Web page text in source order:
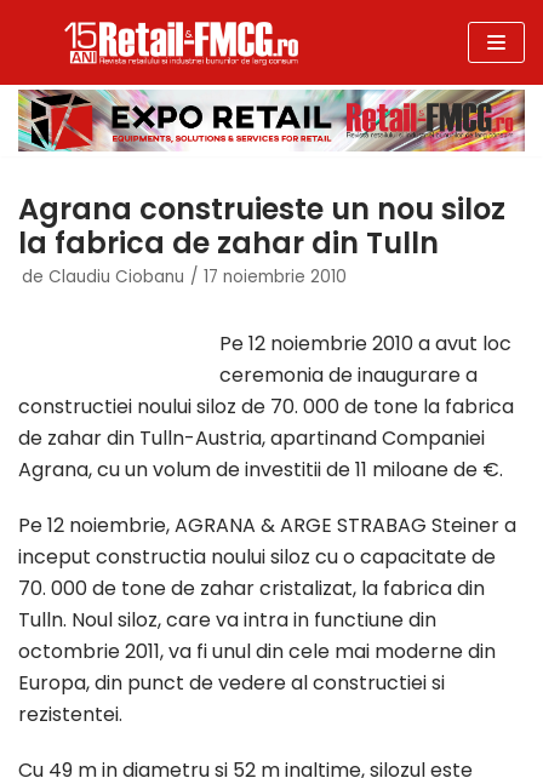
la
conținut
Agrana construieste un nou siloz
la fabrica de zahar din Tulln
de Claudiu Ciobanu 17 noiembrie 2010
Pe 12 noiembrie 2010 a avut loc
ceremonia de inaugurare a
constructiei noului siloz de 70. 000 de tone la fabrica
de zahar din Tulln-Austria, apartinand Companiei
Agrana, cu un volum de investitii de 11 miloane de €.
Pe 12 noiembrie, AGRANA & ARGE STRABAG Steiner a
inceput constructia noului siloz cu o capacitate de
70. 000 de tone de zahar cristalizat, la fabrica din
Tulln. Noul siloz, care va intra in functiune din
octombrie 2011, va fi unul din cele mai moderne din
Europa, din punct de vedere al constructiei si
rezistentei.
Cu 49 m in diametru si 52 m inaltime, silozul este